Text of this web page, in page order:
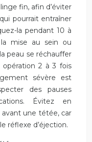
fin, afin d’éviter
pourrait entraîner
la pendant 10 à
mise au sein ou
peau se réchauffer
2 à 3 fois
sévère est
des pauses
Évitez en
avant une tétée, car
réflexe d’éjection.